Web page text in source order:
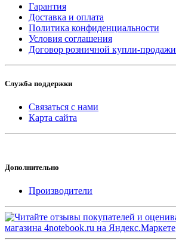
Гарантия
Доставка и оплата
Политика конфиденциальности
Условия соглашения
Договор розничной купли-продажи
Служба поддержки
Связаться с нами
Карта сайта
Дополнительно
Производители